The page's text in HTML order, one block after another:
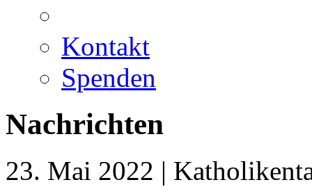
Kontakt
Spenden
Nachrichten
23. Mai 2022 |